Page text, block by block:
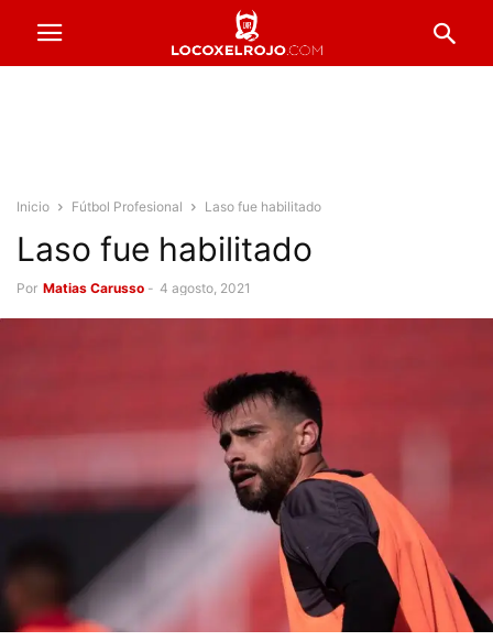
Inicio Fútbol Profesional Laso fue habilitado
Laso fue habilitado
Por Matias Carusso - 4 agosto, 2021